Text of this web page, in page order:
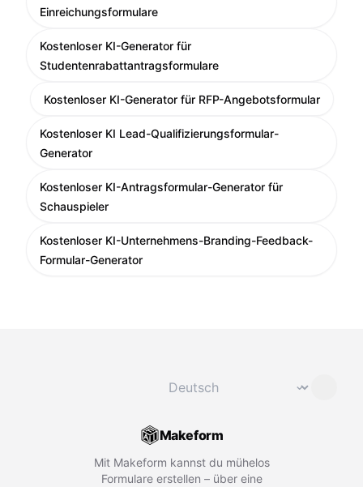
Einreichungsformulare
Kostenloser KI-Generator für
Studentenrabattantragsformulare
Kostenloser KI-Generator für RFP-Angebotsformular
Kostenloser KI Lead-Qualifizierungsformular-
Generator
Kostenloser KI-Antragsformular-Generator für
Schauspieler
Kostenloser KI-Unternehmens-Branding-Feedback-
Formular-Generator
⌄
Makeform
Mit Makeform kannst du mühelos
Formulare erstellen – über eine